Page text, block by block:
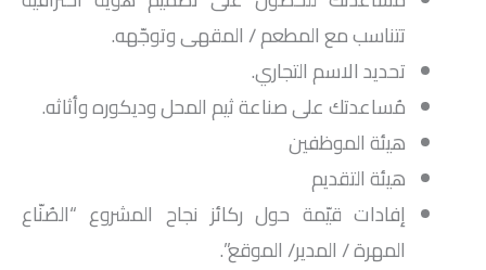
تتناسب مع المطعم / المقهى وتوجّهه.
تحديد الاسم التجاري.
مُساعدتك على صناعة ثيم المحل وديكوره وأثاثه.
هيئة الموظفين
هيئة التقديم
إفادات قيّمة حول ركائز نجاح المشروع “الصُنّاع
المهرة / المدير/ الموقع”.